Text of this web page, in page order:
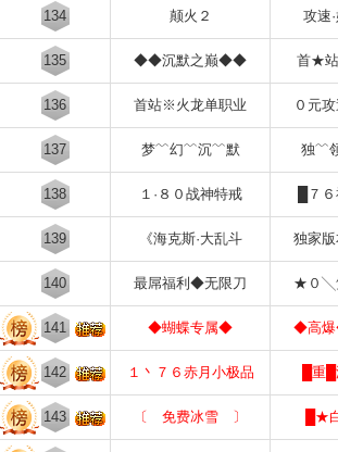
134 颠火２ 攻速
135 ◆◆沉默之巅◆◆ 首★
136 首站※火龙单职业 ０元
137 梦﹌幻﹌沉﹌默 独﹌
138 １·８０战神特戒 █７
139 《海克斯·大乱斗 独家
140 最屌福利◆无限刀 ★０╲
141 ◆蝴蝶专属◆ ◆高爆
142 １丶７６赤月小极品 █重
143 〔 免费冰雪 〕 █★